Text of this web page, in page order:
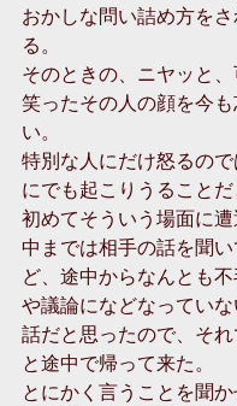
おかしな問い詰め方を
る。
そのときの、ニヤッと
笑ったその人の顔を今
い。
特別な人にだけ怒るの
にでも起こりうることだ
初めてそういう場面に
中までは相手の話を聞
ど、途中からなんとも
や議論になどなってい
話だと思ったので、それ
と途中で帰って来た。
とにかく言うことを聞